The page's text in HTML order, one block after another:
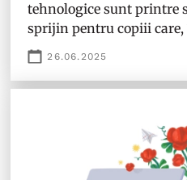
tehnologice sunt printre
sprijin pentru copiii care,
26.06.2025